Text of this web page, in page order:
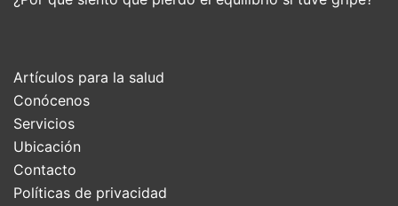
Artículos para la salud
Conócenos
Servicios
Ubicación
Contacto
Políticas de privacidad